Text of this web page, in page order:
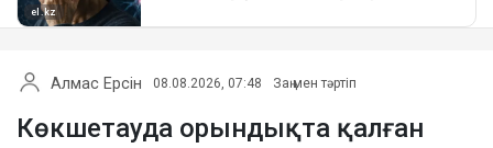
Алмас Ерсін 08.08.2026, 07:48 Заң мен тәртіп
Көкшетауда орындықта қалған